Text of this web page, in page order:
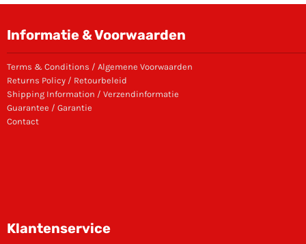
Informatie & Voorwaarden
Terms & Conditions / Algemene Voorwaarden
Returns Policy / Retourbeleid
Shipping Information / Verzendinformatie
Guarantee / Garantie
Contact
Klantenservice